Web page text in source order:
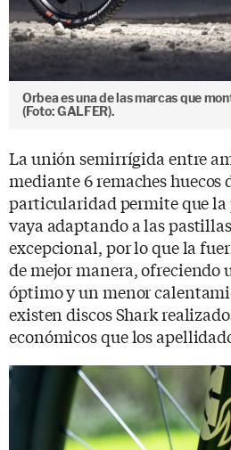
Orbea es una de las marcas que
(Foto: GALFER).
La unión semirrígida entre
mediante 6 remaches huecos
particularidad permite que la
vaya adaptando a las
excepcional, por lo que la
de mejor manera,
óptimo y un menor
existen discos Shark
económicos que los